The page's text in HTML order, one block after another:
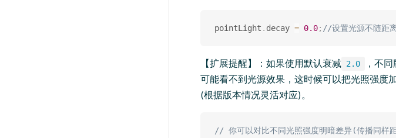
pointLight . decay = 0.0; //设置光源不随距
【扩展提醒】：如果使用默认衰减 2.0
，不
可能看不到光源效果，这时候可以把光照强度
(根据版本情况灵活对应)。
// 你可以对比不同光照强度明暗差异(传播同样